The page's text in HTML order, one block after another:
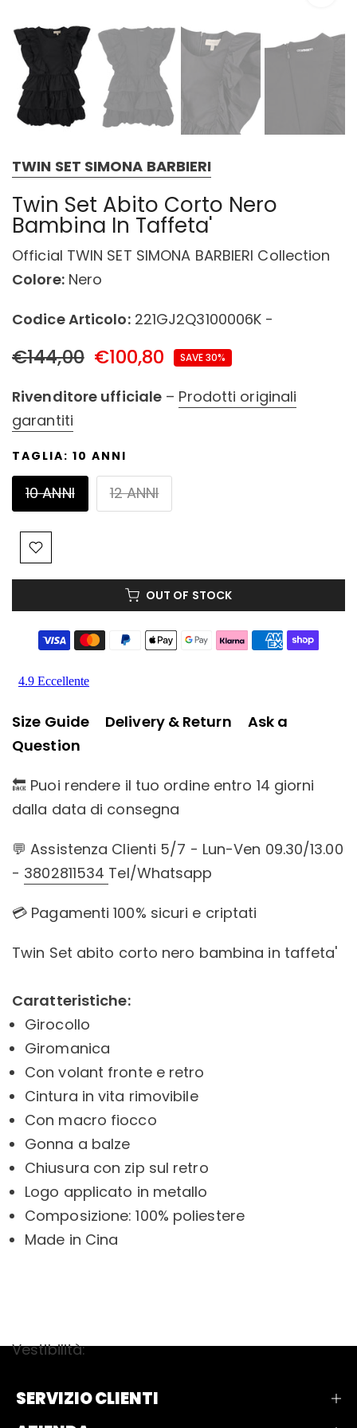
TWIN SET SIMONA BARBIERI
Twin Set Abito Corto Nero
Bambina In Taffeta'
Official TWIN SET SIMONA BARBIERI Collection
Colore:Nero
Codice Articolo:221GJ2Q3100006K -
€144,00 €100,80 SAVE 30%
Rivenditore ufficiale – Prodotti originali
garantiti
TAGLIA: 10 ANNI
10 ANNI 12 ANNI
OUT OF STOCK
Size Guide Delivery & Return
Ask a
Question
🔙 Puoi rendere il tuo ordine entro 14 giorni
dalla data di consegna
💬 Assistenza Clienti 5/7 - Lun-Ven 09.30/13.00
- 3802811534 Tel/Whatsapp
💳 Pagamenti 100% sicuri e criptati
Twin Set abito corto nero bambina in taffeta'
Caratteristiche:
Girocollo
Giromanica
Con volant fronte e retro
Cintura in vita rimovibile
Con macro fiocco
Gonna a balze
Chiusura con zip sul retro
Logo applicato in metallo
Composizione: 100% poliestere
Made in Cina
Vestibilità:
SERVIZIO CLIENTI